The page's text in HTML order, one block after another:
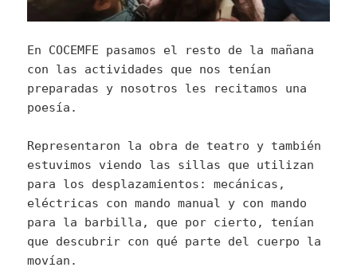
En COCEMFE pasamos el resto de la mañana
con las actividades que nos tenían
preparadas y nosotros les recitamos una
poesía.
Representaron la obra de teatro y también
estuvimos viendo las sillas que utilizan
para los desplazamientos: mecánicas,
eléctricas con mando manual y con mando
para la barbilla, que por cierto, tenían
que descubrir con qué parte del cuerpo la
movían.